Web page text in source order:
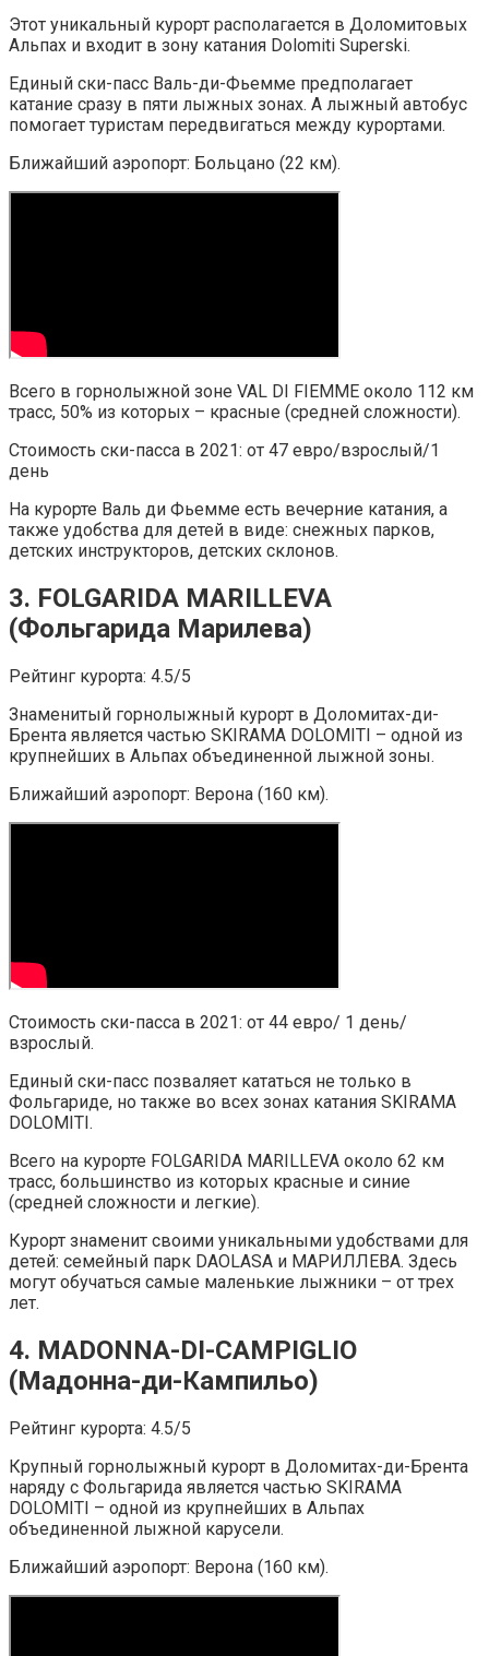
Этот уникальный курорт располагается в Доломитовых
Альпах и входит в зону катания Dolomiti Superski.
Единый ски-пасс Валь-ди-Фьемме предполагает
катание сразу в пяти лыжных зонах. А лыжный автобус
помогает туристам передвигаться между курортами.
Ближайший аэропорт: Больцано (22 км).
Всего в горнолыжной зоне VAL DI FIEMME около 112 км
трасс, 50% из которых – красные (средней сложности).
Стоимость ски-пасса в 2021: от 47 евро/взрослый/1
день
На курорте Валь ди Фьемме есть вечерние катания, а
также удобства для детей в виде: снежных парков,
детских инструкторов, детских склонов.
3. FOLGARIDA MARILLEVA
(Фольгарида Марилева)
Рейтинг курорта: 4.5/5
Знаменитый горнолыжный курорт в Доломитах-ди-
Брента является частью SKIRAMA DOLOMITI – одной из
крупнейших в Альпах объединенной лыжной зоны.
Ближайший аэропорт: Верона (160 км).
Стоимость ски-пасса в 2021: от 44 евро/ 1 день/
взрослый.
Единый ски-пасс позваляет кататься не только в
Фольгариде, но также во всех зонах катания SKIRAMA
DOLOMITI.
Всего на курорте FOLGARIDA MARILLEVA около 62 км
трасс, большинство из которых красные и синие
(средней сложности и легкие).
Курорт знаменит своими уникальными удобствами для
детей: семейный парк DAOLASA и МАРИЛЛЕВА. Здесь
могут обучаться самые маленькие лыжники – от трех
лет.
4. MADONNA-DI-CAMPIGLIO
(Мадонна-ди-Кампильо)
Рейтинг курорта: 4.5/5
Крупный горнолыжный курорт в Доломитах-ди-Брента
наряду с Фольгарида является частью SKIRAMA
DOLOMITI – одной из крупнейших в Альпах
объединенной лыжной карусели.
Ближайший аэропорт: Верона (160 км).